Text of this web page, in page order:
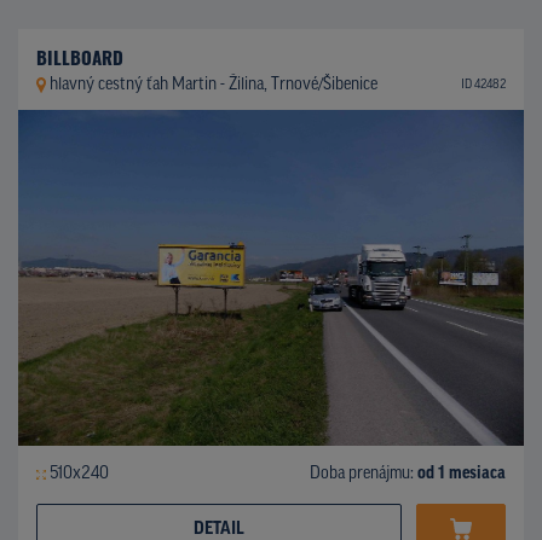
BILLBOARD
hlavný cestný ťah Martin - Žilina, Trnové/Šibenice ID 42482
510x240 Doba prenájmu: od 1 mesiaca
DETAIL